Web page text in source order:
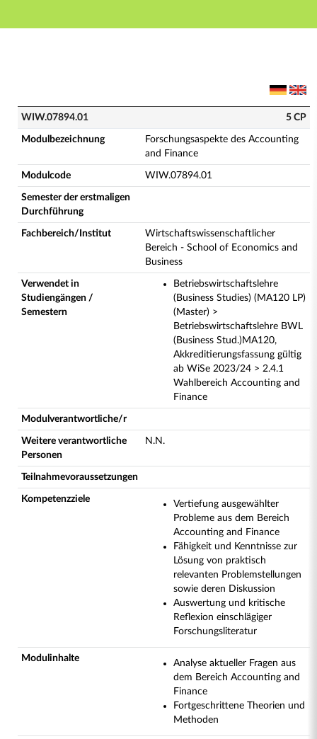
Hauptnavigation
WIW.07894.01 - Forschungsaspekte des Accounting
WIW.07894.01 5 CP
Modulbezeichnung
Forschungsaspekte des Accounting
and Finance
Modulcode WIW.07894.01
Semester der erstmaligen
Durchführung
Fachbereich/Institut
Wirtschaftswissenschaftlicher
Bereich - School of Economics and
Business
Verwendet in
Studiengängen /
Semestern
Betriebswirtschaftslehre
(Business Studies) (MA120 LP)
(Master) >
Betriebswirtschaftslehre BWL
(Business Stud.)MA120,
Akkreditierungsfassung gültig
ab WiSe 2023/24 > 2.4.1
Wahlbereich Accounting and
Finance
Modulverantwortliche/r
Weitere verantwortliche
Personen
N.N.
Teilnahmevoraussetzungen
Kompetenzziele
Vertiefung ausgewählter
Probleme aus dem Bereich
Accounting and Finance
Fähigkeit und Kenntnisse zur
Lösung von praktisch
relevanten Problemstellungen
sowie deren Diskussion
Auswertung und kritische
Reflexion einschlägiger
Forschungsliteratur
Modulinhalte
Analyse aktueller Fragen aus
dem Bereich Accounting and
Finance
Fortgeschrittene Theorien und
Methoden